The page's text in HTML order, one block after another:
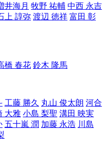
井海月 牧野 祐輔 中西 永吉
上 諄弥 渡辺 徳祥 富田 彰
橋 春花 鈴木 隆馬
工藤 勝久 丸山 俊太朗 河合
大雅 小島 梨聖 溝田 映実
五十嵐 潤 加藤 永浩 川島